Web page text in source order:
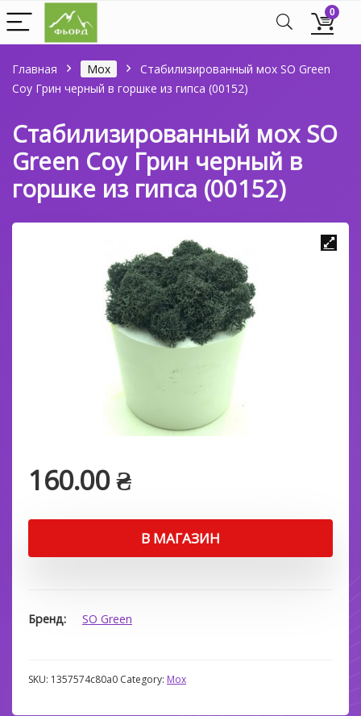
0
Главная Мох
Стабилизированный мох SO Green
Соу Грин черный в горшке из гипса (00152)
Стабилизированный мох SO
Green Соу Грин черный в
горшке из гипса (00152)
160.00₴
В МАГАЗИН
Бренд SO Green
SKU: 1357574c80a0 Category: Мох